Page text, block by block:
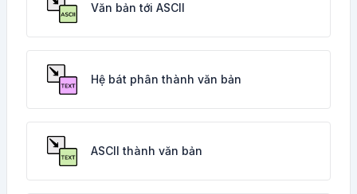
Văn bản tới ASCII
Hệ bát phân thành văn bản
ASCII thành văn bản